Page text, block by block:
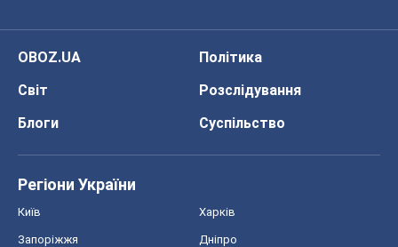
OBOZ.UA
Політика
Світ
Розслідування
Блоги
Суспільство
Регіони України
Київ Харків
Запоріжжя Дніпро